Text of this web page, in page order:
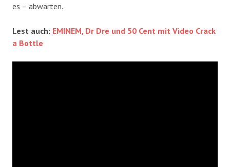
es – abwarten.
Lest auch: EMINEM, Dr Dre und 50 Cent mit Video Crack
a Bottle